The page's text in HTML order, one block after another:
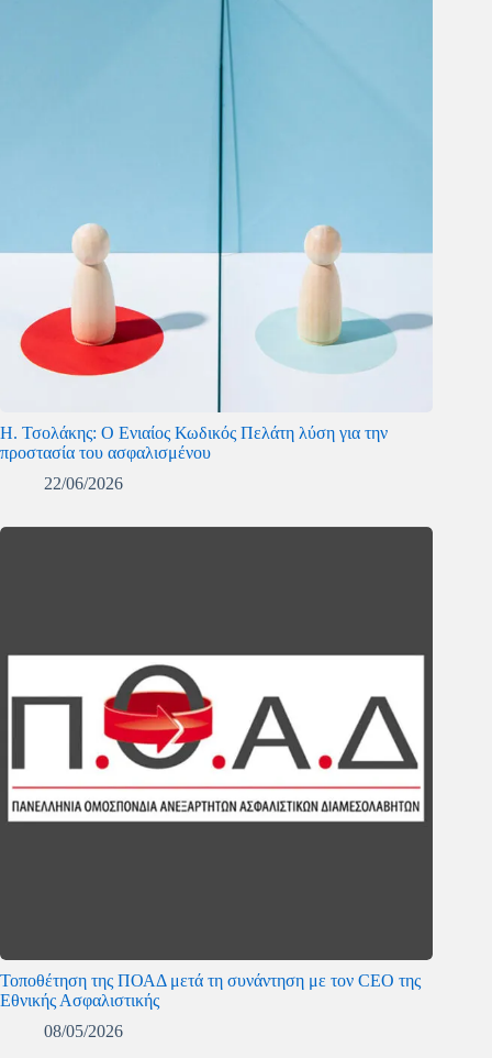
Η. Τσολάκης: Ο Ενιαίος Κωδικός Πελάτη λύση για την
προστασία του ασφαλισμένου
22/06/2026
Τοποθέτηση της ΠΟΑΔ μετά τη συνάντηση με τον CEO της
Εθνικής Ασφαλιστικής
08/05/2026